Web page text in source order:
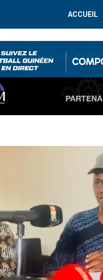
ACCUEIL